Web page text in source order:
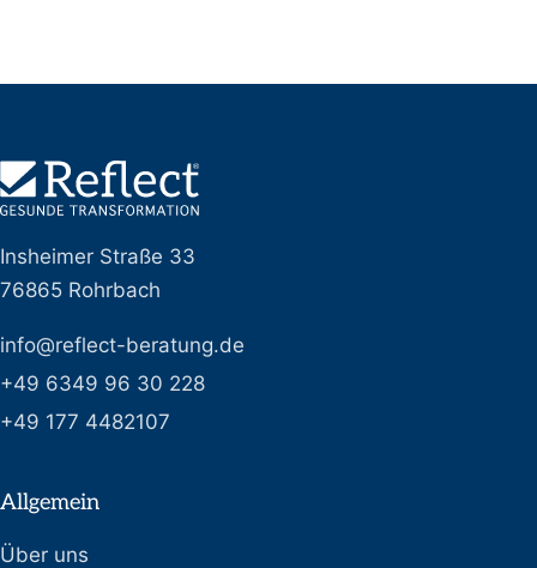
Insheimer Straße 33
76865 Rohrbach
info@reflect-beratung.de
+49 6349 96 30 228
+49 177 4482107
Allgemein
Über uns